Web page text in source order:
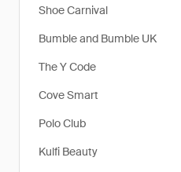
Shoe Carnival
Bumble and Bumble UK
The Y Code
Cove Smart
Polo Club
Kulfi Beauty